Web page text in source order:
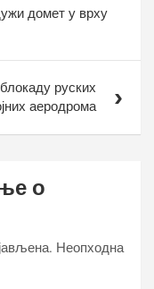
домет у врху
руских
аеродрома
о
Неопходна